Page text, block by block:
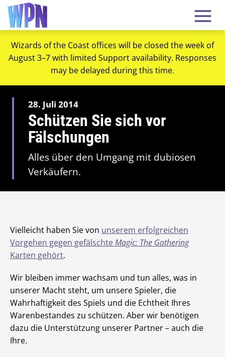
Wizards of the Coast offices will be closed the week of
August 3–7 with limited Support availability. Responses
may be delayed during this time.
28. Juli 2014
Schützen Sie sich vor
Fälschungen
Alles über den Umgang mit dubiosen
Verkäufern.
Vielleicht haben Sie von unserem erfolgreichen
Vorgehen gegen gefälschteMagic: The Gathering
Karten gehört.
Wir bleiben immer wachsam und tun alles, was in
unserer Macht steht, um unsere Spieler, die
Wahrhaftigkeit des Spiels und die Echtheit Ihres
Warenbestandes zu schützen. Aber wir benötigen
dazu die Unterstützung unserer Partner – auch die
Ihre.